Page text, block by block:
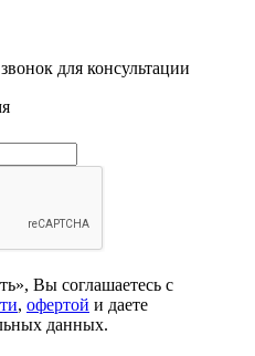
для консультации
Вы соглашаетесь с
, офертой и даете
данных.